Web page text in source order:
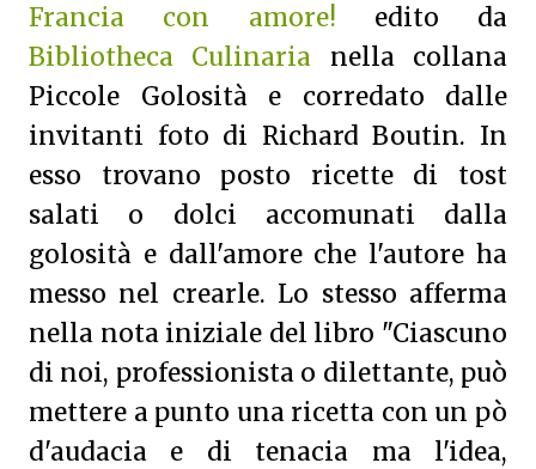
Francia con amore! edito da
Bibliotheca Culinaria nella collana
Piccole Golosità e corredato dalle
invitanti foto di Richard Boutin. In
esso trovano posto ricette di tost
salati o dolci accomunati dalla
golosità e dall'amore che l'autore ha
messo nel crearle. Lo stesso afferma
nella nota iniziale del libro "Ciascuno
di noi, professionista o dilettante, può
mettere a punto una ricetta con un pò
d'audacia e di tenacia ma l'idea,